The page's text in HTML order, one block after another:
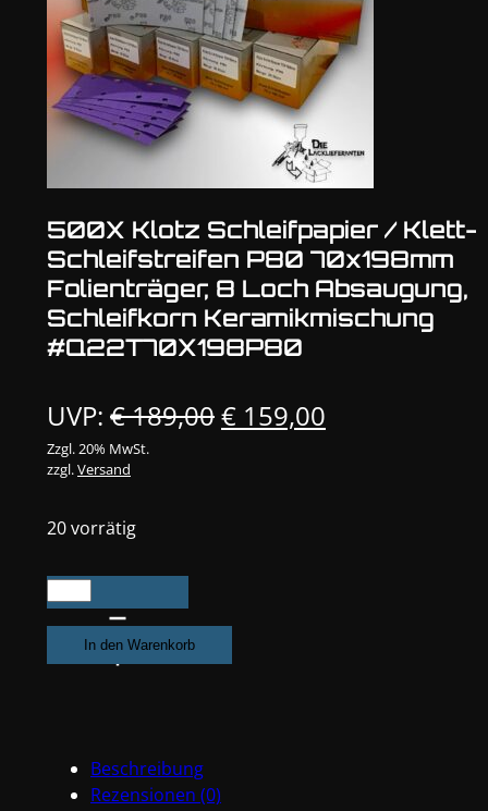
500X Klotz Schleifpapier / Klett-
Schleifstreifen P80 70x198mm
Folienträger, 8 Loch Absaugung,
Schleifkorn Keramikmischung
#Q22T70X198P80
UVP: €189,00Ursprünglicher
€ 159,00
Zzgl. 20% MwSt.
zzgl.Versand
20 vorrätig
500X
Klotz
Schleifpapier
/
70x198mm
Folienträger,
In den Warenkorb
Beschreibung
Rezensionen (0)